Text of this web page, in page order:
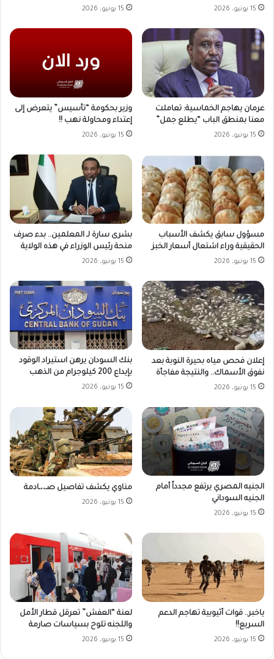
15 يونيو، 2026 15 يونيو، 2026
عرمان يهاجم الخماسية: تعاملت
معنا بمنطق الباب “يطلع جمل”
15 يونيو، 2026
وزير بحكومة “تأسيس” يتعرض إلى
إعتداء ومحاولة نهب !!
15 يونيو، 2026
مسؤول سابق يكشف الأسباب
الحقيقية وراء اشتعال أسعار الخبز
15 يونيو، 2026
بشرى سارة لـ المعلمين.. بدء صرف
منحة رئيس الوزراء في هذه الولاية
15 يونيو، 2026
إعلان فحص مياه بحيرة النوبة بعد
نفوق الأسماك.. والنتيجة مفاجأة
15 يونيو، 2026
بنك السودان يرهن استيراد الوقود
بإيداع 200 كيلوجرام من الذهب
15 يونيو، 2026
الجنيه المصري يرتفع مجدداً أمام
الجنيه السوداني
15 يونيو، 2026
مناوي يكشف تفاصيل صـ،،ـادمة
15 يونيو، 2026
ياخبر.. قوات أثيوبية تهاجم الدعم
السريع!!
15 يونيو، 2026
لعنة “العفش” تعرقل قطار الأمل
واللجنه تلوح بسياسات صارمة
15 يونيو، 2026